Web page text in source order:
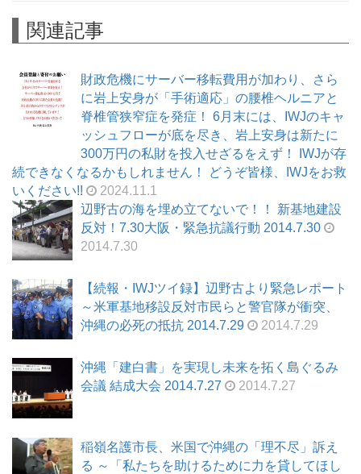
関連記事
財政危機にサーバー移転費用が加わり、さら
に岩上安身が「手術適応」の腰椎ヘルニアと
脊椎管狭窄症を発症！ 6月末には、IWJのキャ
ッシュフローが底を尽き、岩上安身は新たに
300万円の私財を投入せざるをえず！ IWJが存
続できなくなるかもしれません！ どうぞ皆様、IWJをお救
いください!!
2024.11.1
辺野古の海を埋め立てないで！！ 新基地建設
反対！7.30大阪・緊急抗議行動 2014.7.30
2014.7.30
【続報・IWJツイ録】辺野古より緊急レポート
～米軍基地移設反対市民らと警官隊が衝突、
沖縄の必死の抵抗 2014.7.29
2014.7.29
沖縄「建白書」を実現し未来を拓く島ぐるみ
会議 結成大会 2014.7.27
2014.7.27
稲嶺名護市長、米国で沖縄の「理不尽」訴え
る ～「私たちを助けるために力を貸してほし